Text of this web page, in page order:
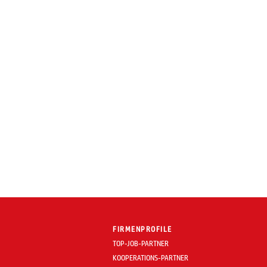
FIRMENPROFILE
TOP-JOB-PARTNER
KOOPERATIONS-PARTNER